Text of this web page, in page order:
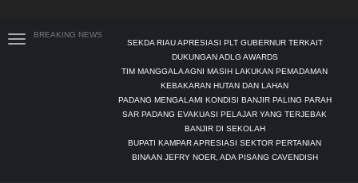
BREAKING NEWS
SEKDA RIAU APRESIASI PLT GUBERNUR TERKAIT
DUKUNGAN ADLG AWARDS
TIM MANGGALA AGNI MASIH LAKUKAN PEMADAMAN
KEBAKARAN HUTAN DAN LAHAN
PADANG MENGALAMI KONDISI BANJIR PALING PARAH
SAR PADANG EVAKUASI PELAJAR YANG TERJEBAK
BANJIR DI SEKOLAH
BUPATI KAMPAR APRESIASI SEKTOR PERTANIAN
BINAAN JEFRY NOER, ADA PISANG CAVENDISH